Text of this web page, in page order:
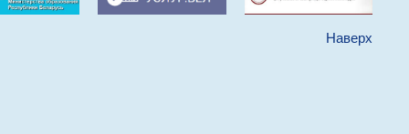
Наверх